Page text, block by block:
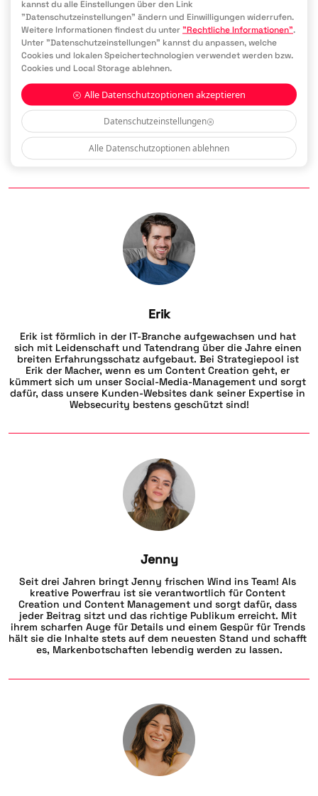
kannst du alle Einstellungen über den Link
"Datenschutzeinstellungen" ändern und Einwilligungen widerrufen.
Weitere Informationen findest du unter"Rechtliche Informationen".
Unter "Datenschutzeinstellungen" kannst du anpassen, welche
Cookies und lokalen Speichertechnologien verwendet werden bzw.
Cookies und Local Storage ablehnen.
Alle Datenschutzoptionen akzeptieren
Datenschutzeinstellungen
Alle Datenschutzoptionen ablehnen
Franzi
Franzi ist unser Bindeglied zwischen Marketing und Content.
Sie sorgt dafür, dass kreative Ideen und strategische Ziele
Hand in Hand gehen. Mit einem Gespür für gute Geschichten
und dem richtigen Marketing-Know-how bringt sie beide
Erik
Erik ist förmlich in der IT-Branche aufgewachsen und hat
sich mit Leidenschaft und Tatendrang über die Jahre einen
breiten Erfahrungsschatz aufgebaut. Bei Strategiepool ist
Erik der Macher, wenn es um Content Creation geht, er
kümmert sich um unser Social-Media-Management und sorgt
dafür, dass unsere Kunden-Websites dank seiner Expertise in
Websecurity bestens geschützt sind!
Jenny
Seit drei Jahren bringt Jenny frischen Wind ins Team! Als
kreative Powerfrau ist sie verantwortlich für Content
Creation und Content Management und sorgt dafür, dass
jeder Beitrag sitzt und das richtige Publikum erreicht. Mit
ihrem scharfen Auge für Details und einem Gespür für Trends
hält sie die Inhalte stets auf dem neuesten Stand und schafft
es, Markenbotschaften lebendig werden zu lassen.